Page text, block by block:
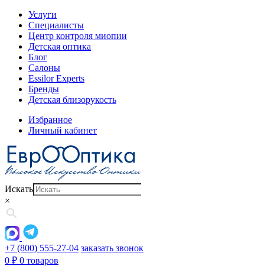
Услуги
Специалисты
Центр контроля миопии
Детская оптика
Блог
Салоны
Essilor Experts
Бренды
Детская близорукость
Избранное
Личный кабинет
Искать
×
+7 (800) 555-27-04 заказать звонок
0 ₽ 0 товаров